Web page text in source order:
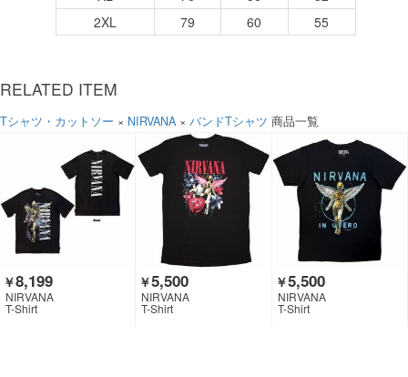
2XL
79 60 55
RELATED ITEM
Tシャツ・カットソー × NIRVANA × バンドTシャツ 商品一覧
￥8,199
NIRVANA
T-Shirt
￥5,500
NIRVANA
T-Shirt
￥5,500
NIRVANA
T-Shirt